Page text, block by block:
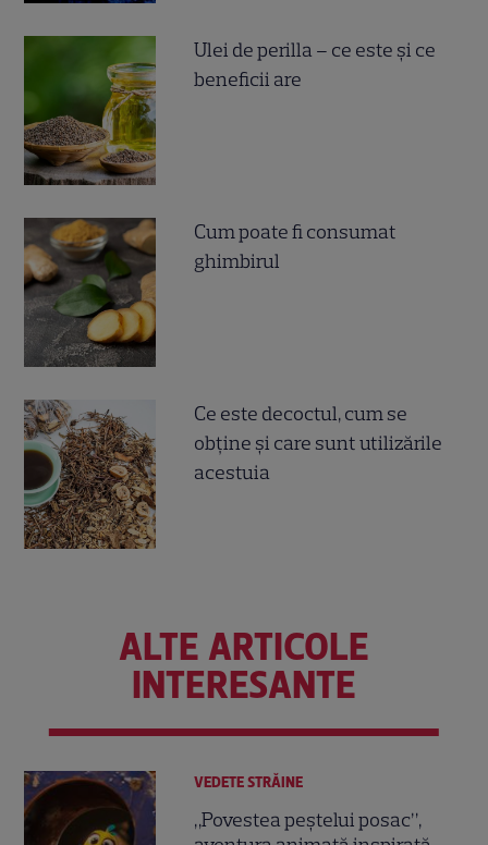
Ulei de perilla – ce este și ce
beneficii are
Cum poate fi consumat
ghimbirul
Ce este decoctul, cum se
obţine şi care sunt utilizările
acestuia
ALTE ARTICOLE
INTERESANTE
VEDETE STRĂINE
„Povestea peștelui posac”,